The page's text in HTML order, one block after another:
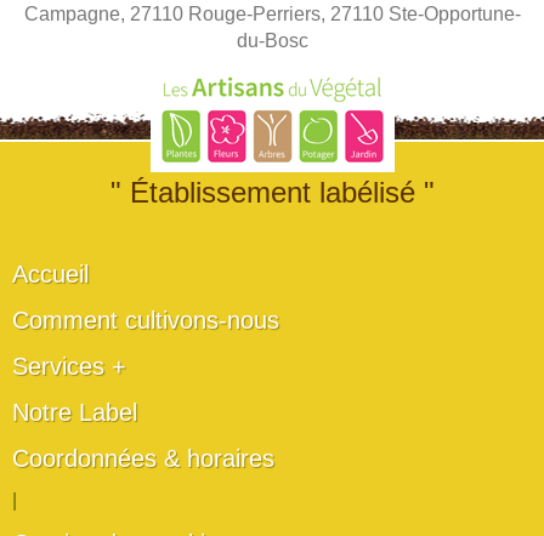
Campagne, 27110 Rouge-Perriers, 27110 Ste-Opportune-
du-Bosc
" Établissement labélisé "
Accueil
Comment cultivons-nous
Services +
Notre Label
Coordonnées & horaires